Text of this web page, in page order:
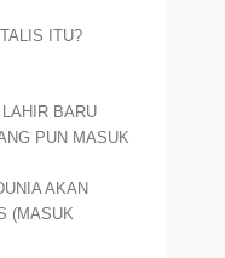
ITU?
BARU
PUN MASUK
AKAN
(MASUK